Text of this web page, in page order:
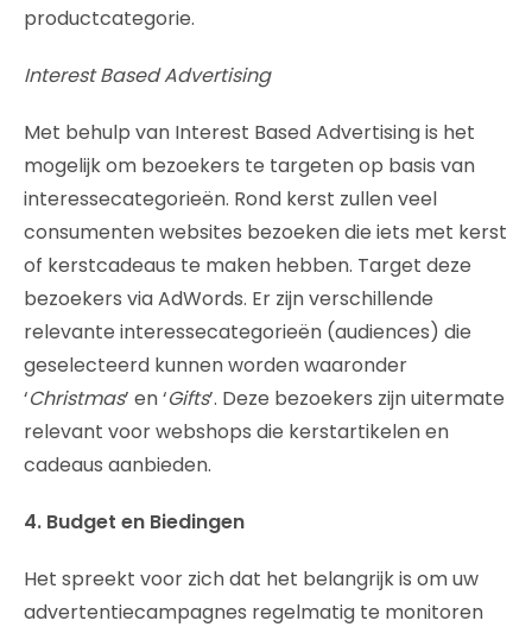
productcategorie.
Interest Based Advertising
Met behulp van Interest Based Advertising is het
mogelijk om bezoekers te targeten op basis van
interessecategorieën. Rond kerst zullen veel
consumenten websites bezoeken die iets met kerst
of kerstcadeaus te maken hebben. Target deze
bezoekers via AdWords. Er zijn verschillende
relevante interessecategorieën (audiences) die
geselecteerd kunnen worden waaronder
‘Christmas’ en ‘Gifts’. Deze bezoekers zijn uitermate
relevant voor webshops die kerstartikelen en
cadeaus aanbieden.
4. Budget en Biedingen
Het spreekt voor zich dat het belangrijk is om uw
advertentiecampagnes regelmatig te monitoren